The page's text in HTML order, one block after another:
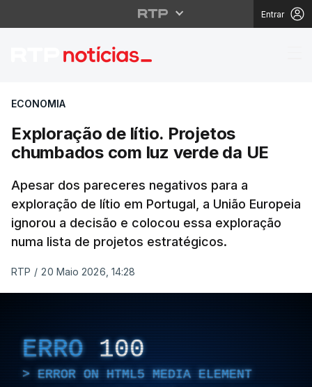
Entrar
Exploração de lítio.
ECONOMIA
Exploração de lítio. Projetos
chumbados com luz verde da UE
Apesar dos pareceres negativos para a
exploração de lítio em Portugal, a União Europeia
ignorou a decisão e colocou essa exploração
numa lista de projetos estratégicos.
RTP / 20 Maio 2026, 14:28
ERRO 100
ERROR ON HTML5 MEDIA ELEMENT